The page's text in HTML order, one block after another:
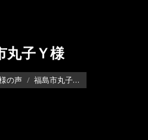
丸子Ｙ様
の声 福島市丸子…